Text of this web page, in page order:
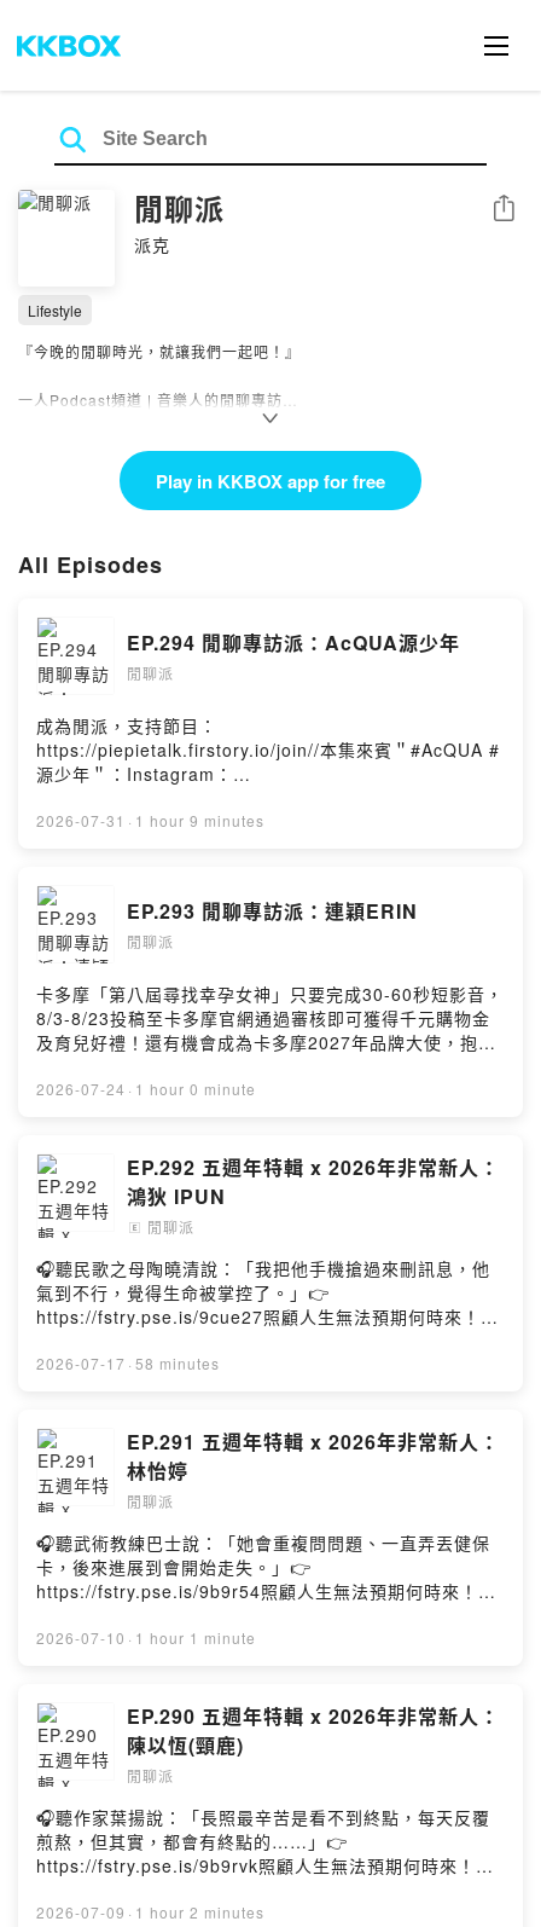
閒聊派
派克
Share
Lifestyle
『今晚的閒聊時光，就讓我們一起吧！』
一人Podcast頻道 | 音樂人的閒聊專訪
影視娛樂圈的分享 | 生活觀察的大小事
https://www.instagram.com/piepie_talk/
Facebook粉絲專頁：
https://www.facebook.com/piepietalk0708
Play in KKBOX app for free
All Episodes
EP.294 閒聊專訪派：AcQUA源少年
閒聊派
成為閒派，支持節目：
https://piepietalk.firstory.io/join//本集來賓＂#AcQUA #
源少年＂：Instagram：
https://www.facebook.com/AcQUAofficial/Youtube：
𝟬𝟴/𝟬𝟵（日）𝟭𝟰:𝟯𝟬📍台中廣三𝗦𝗢𝗚𝗢百貨_𝟭𝗙廣場◡̎
台南場 𝟬𝟴/𝟭𝟲（日）𝟭𝟰:𝟯𝟬📍台南南紡購物中心_𝗔𝟮館
𝟭𝗙南紡廣場詳細資訊請洽官方Instagram//後記：各位原
子粉及海星們，AcQUA源少年終於來閒聊派閒聊啦！！！
這一集跟大家一起回顧了從以前到現在的出道歷程，以及
每一位對於個人及團體的未來發展，只能說雖然年紀都偏
小但想法都超級成熟～害我有種覺得吾家有子們初長成的
外，個人發展也都可以越來越多元化！最後，大家記得聽
止，2026/08/08 20:00公布1.追蹤AcQUA源少年的官方
Instagram。2.分享此篇IG貼文於限時動態並標記閒聊派
帳號。（帳號須為公開，如果私人請截圖私訊或者留言在
我的限時動態，我會定期檢查陌生訊息～）3.在貼文下標
記一個帳號並留言想對AcQUA源少年說的話。PS.一個帳
號只限留言一次！//歡迎追蹤我的Instagram：
https://www.instagram.com/piepie_talk/歡迎按讚我的
Facebook：
https://www.facebook.com/piepietalk0708Powered by
2026-07-31 · 1 hour 9 minutes
EP.293 閒聊專訪派：連穎ERIN
閒聊派
卡多摩「第八屆尋找幸孕女神」只要完成30-60秒短影音，
8/3-8/23投稿至卡多摩官網通過審核即可獲得千元購物金
及育兒好禮！還有機會成為卡多摩2027年品牌大使，抱回
https://fstry.pse.is/9dt6e7—— 以上為播客煮與 Firstory
#ERIN＂：Instagram：
https://www.instagram.com/realerin6/?hl=zh-
twFacebook：
https://www.facebook.com/realerin6/Youtube：
https://www.youtube.com/channel/UCHt3RH1Lc3bRn
eOsjfPDt6AHUR+ Instagram：
https://www.instagram.com/hur_official_/?hl=zh-tw//
後記：今天邀請到的是我目前最愛的台偶女團HUR+的成員
之一，他就是連穎ERIN！這一集其實我們從錄音前就開始
條，甚至還聊未來的路想要怎麼走～錄完的感想只有一個
就是真的是沒有支持錯女團，完全沒包袱跟人設！再加上
一整個很real的交流！最後，認真希望大家能持續給予台灣
的男團女團偶像們許多的鼓勵及支持～畢竟在這圈子能存
件如下：禮物：三組親簽明信片+連穎私藏自拍的拍立得時
間：2026/07/30 23:59截止，2026/08/01 20:00公布1.
追蹤HUR+&連穎的官方Instagram。2.分享此篇IG貼文於
請截圖私訊或者留言在我的限時動態，我會定期檢查陌生
Instagram： https://www.instagram.com/piepie_talk/
歡迎按讚我的Facebook：
https://www.facebook.com/piepietalk0708各大影音收
聽平台：
https://open.firstory.me/user/piepietalk/platformsPow
ered by Firstory Hosting
2026-07-24 · 1 hour 0 minute
EP.292 五週年特輯 x 2026年非常新人：
鴻狄 IPUN
🄴 閒聊派
🎧聽民歌之母陶曉清說：「我把他手機搶過來刪訊息，他
氣到不行，覺得生命被掌控了。」👉
https://fstry.pse.is/9cue27照顧人生無法預期何時來！
點擊連結，讓我們有機會不在照顧困境掙扎。—— 以上為
#鴻狄 #IPUN＂：Instagram：
https://www.instagram.com/ipun_kanasaw/#台北電影
節官方網站：https://www.taipeiff.taipei/Instagram：
https://www.instagram.com/taipeiff/Facebook：
https://www.facebook.com/TaipeiFilmFestival/?
locale=zh_TW//後記：五周年特輯的非常新人想說有不錯
的回饋，所以這週趁勝追擊再邀請一位來聊聊天。而她就
是"鴻狄 IPUN"!謝謝她願意分享關於自己的生活軌跡，以
及身為演員的出道歷程，甚至是身為原住民的演員的現況
此的不同～"最後，要跟大家說聲抱歉！由於前陣子鼻子大
過敏，所以這陣子的集數都會有我不同的鼻音，還請各位
見諒！（跪//歡迎追蹤我的Instagram：
https://www.instagram.com/piepie_talk/歡迎按讚我的
各大影音收聽平台：
https://open.firstory.me/user/piepietalk/platformsPow
ered by Firstory Hosting
2026-07-17 · 58 minutes
EP.291 五週年特輯 x 2026年非常新人：
林怡婷
閒聊派
🎧聽武術教練巴士說：「她會重複問問題、一直弄丟健保
卡，後來進展到會開始走失。」👉
https://fstry.pse.is/9b9r54照顧人生無法預期何時來！
點擊連結，讓我們有機會不在照顧困境掙扎。—— 以上為
#林怡婷＂：Instagram：
https://www.instagram.com/yi_ting_yi_/?hl=zh-tw#台
北電影節官方網站：
https://www.taipeiff.taipei/Instagram：
https://www.instagram.com/taipeiff/Facebook：
https://www.facebook.com/TaipeiFilmFestival/?
locale=zh_TW//後記：今天是五週年特輯的非常新人第三
場，讓我們來歡迎林怡婷~怡婷應該算是我這屆唯幾個之前
就有知道的新演員，畢竟她已經帶著幾部作品在各個典禮
2026-07-10 · 1 hour 1 minute
EP.290 五週年特輯 x 2026年非常新人：
陳以恆(頸鹿)
閒聊派
🎧聽作家葉揚說：「長照最辛苦是看不到終點，每天反覆
煎熬，但其實，都會有終點的……」👉
https://fstry.pse.is/9b9rvk照顧人生無法預期何時來！
點擊連結，讓我們有機會不在照顧困境掙扎。—— 以上為
2026-07-09 · 1 hour 2 minutes